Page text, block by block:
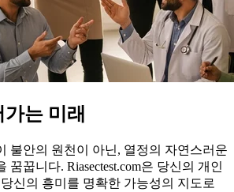
는 미래
불안의 원천이 아닌, 열정의 자연스러운
꿈꿉니다. Riasectest.com은 당신의 개인
신의 흥미를 명확한 가능성의 지도로